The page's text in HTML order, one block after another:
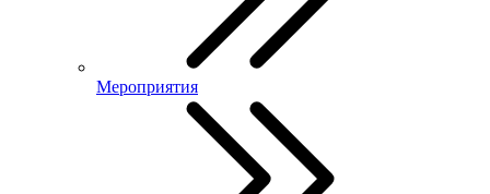
Мероприятия